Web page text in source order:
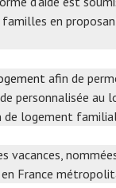
en
afin de
personnalisée au
de logement
vacances,
France